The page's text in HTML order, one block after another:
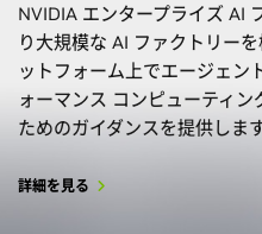
NVIDIA エンタープライズ AI
り大規模な AI ファクトリー
ットフォーム上でエージェン
ォーマンス コンピューティ
ためのガイダンスを提供します
詳細を見る